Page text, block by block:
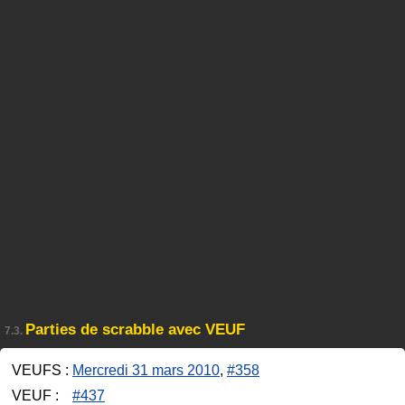
7.3. Parties de scrabble avec VEUF
VEUFS : Mercredi 31 mars 2010, #358
VEUF :
#437